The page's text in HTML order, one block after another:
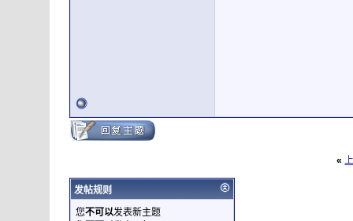
«
发帖规则
您不可以发表新主题